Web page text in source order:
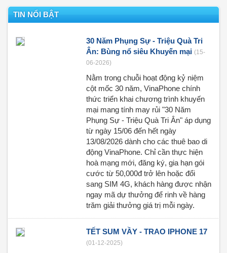
TIN NỔI BẬT
30 Năm Phụng Sự - Triệu Quà Tri
Ân: Bùng nổ siêu Khuyến mại (15-
06-2026)
Nằm trong chuỗi hoạt động kỷ niệm
cột mốc 30 năm, VinaPhone chính
thức triển khai chương trình khuyến
mại mang tính may rủi "30 Năm
Phụng Sự - Triệu Quà Tri Ân" áp dụng
từ ngày 15/06 đến hết ngày
13/08/2026 dành cho các thuê bao di
động VinaPhone. Chỉ cần thực hiện
hoà mạng mới, đăng ký, gia hạn gói
cước từ 50,000đ trở lên hoặc đổi
sang SIM 4G, khách hàng được nhận
ngay mã dự thưởng để rinh về hàng
trăm giải thưởng giá trị mỗi ngày.
TẾT SUM VẦY - TRAO IPHONE 17
(01-12-2025)